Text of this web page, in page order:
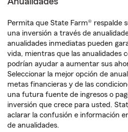
Permita que State Farm® respalde
una inversión a través de
anualidades inmediatas pueden
vida, mientras que las anualidades
podrían ayudar a aumentar sus
Seleccionar la mejor opción de
metas financieras y de las
una futura fuente de ingresos o
inversión que crece para usted.
aclarar la confusión e información
de anualidades.